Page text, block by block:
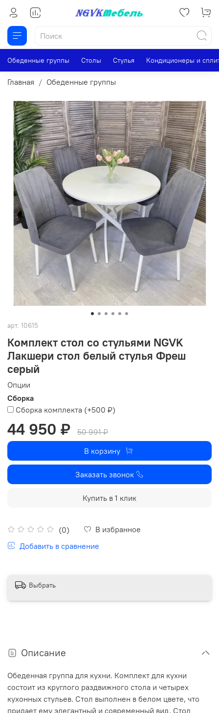
Обеденные группы Столы Стулья Кондиционеры и
Главная Обеденные группы
арт. 10615
Комплект стол со стульями NGVK
Лакшери стол белый стулья Фреш
серый
(0)
В избранное
Добавить в сравнение
Опции
Сборка
Сборка комплекта (+500 ₽)
44 950 ₽
50 991 ₽
В корзину
Заказать звонок
Купить в 1 клик
Выбрать
Описание
Обеденная группа для кухни. Комплект для кухни
состоит из круглого раздвижного стола и четырех
кухонных стульев. Стол выполнен в белом цвете, что
придает ему элегантный и современный вид. Стол